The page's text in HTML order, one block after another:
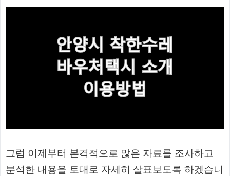
그럼 이제부터 본격적으로 많은 자료를 조사하고
분석한 내용을 토대로 자세히 살표보도록 하겠습니